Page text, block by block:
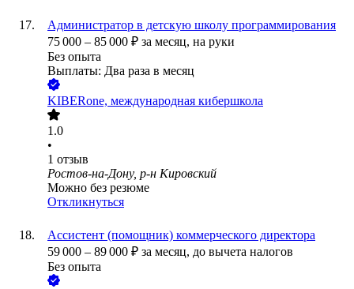
Администратор в детскую школу программирования
75 000 – 85 000 ₽ за месяц, на руки
Без опыта
Выплаты: Два раза в месяц
KIBERone, международная кибершкола
1.0
•
1 отзыв
Ростов-на-Дону, р-н Кировский
Можно без резюме
Откликнуться
Ассистент (помощник) коммерческого директора
59 000 – 89 000 ₽ за месяц, до вычета налогов
Без опыта